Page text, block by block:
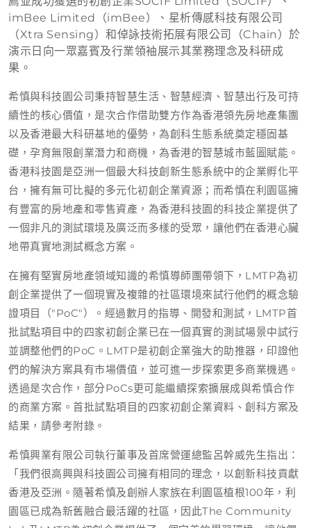
imBee Limited（imBee）、星析傳感科技有限公司
（Xtra Sensing）和倬詠技術拓展有限公司（Chain）於
演示日向一眾嘉賓及行業領袖展示其業務理念及科研成
果。
希慎與科技園公司秉持智慧生活、智慧經濟、智慧出行及可持
續性的核心價值，是次合作借助雙方作為香港領先房地產集團
以及香港最大科研基地的優勢，為創科生態系統奠定穩固基
礎，孕育無限創業潛力和商機，為香港的智慧城市藍圖賦能。
香港科技園是亞洲一個最大科技創新生態系統中的企業孵化平
台，擁有無可比擬的多元化初創企業資源；而希慎在利園區擁
有豐富的房地產和零售資產，為香港科技園的科技企業提供了
一個非凡的測試環境及廣泛而多樣的受眾，讓他們在香港心臟
地帶真實地測試概念方案。
在擁有堅實房地產領域知識的希慎導師團帶領下，LMTP為初
創企業提供了一個現實及複雜的社區環境來試行他們的概念驗
證項目（"PoC"）。經過數月的指導、開發和測試，LMTP首
批試點項目中的四家初創企業已在一個真實的測試場景中試行
並調整他們的PoC。LMTP是初創企業強大的助推器，印證他
們的解決方案具有市場價值，並可進一步探索更多商業機遇。
透過是次合作，部分PoCs更可能繼續探索擴展成與希慎合作
的商業方案。首批試點項目的四家初創企業資料、創科方案及
結果，請參考附錄。
希慎興業有限公司執行董事及首席營運總監呂幹威先生指出：
「我們很高興與科技園公司擁有相同的理念，以創新科技貢獻
香港及亞洲。隨著希慎及創辦人家族在利園區植根100年，利
園區已成為新舊融合最活躍的社區，因此The Community